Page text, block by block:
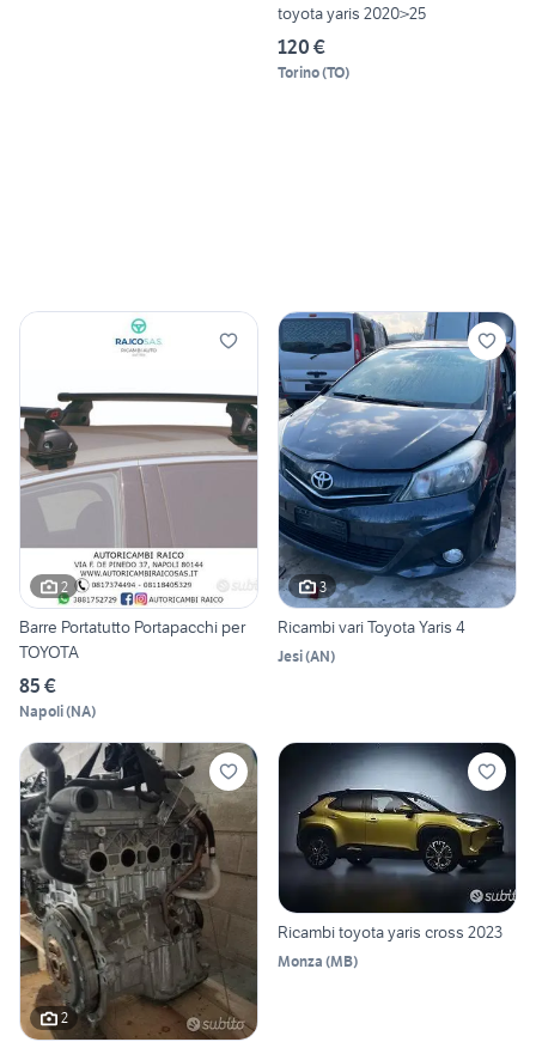
toyota yaris 2020>25
120 €
Torino(TO)
2
Barre Portatutto Portapacchi per
TOYOTA
85 €
Napoli(NA)
3
Ricambi vari Toyota Yaris 4
Jesi(AN)
2
Ricambi toyota yaris cross 2023
Monza (MB)